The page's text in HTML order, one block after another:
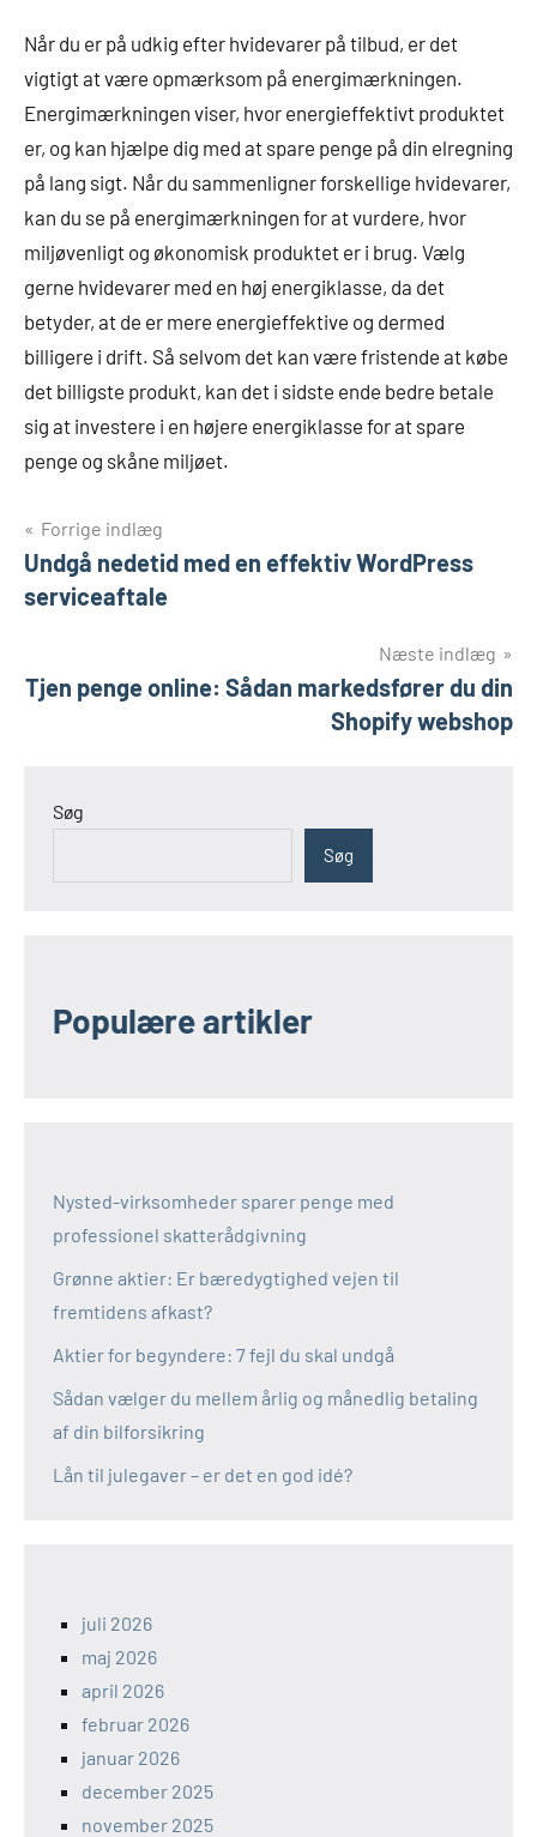
Når du er på udkig efter hvidevarer på tilbud, er det
vigtigt at være opmærksom på energimærkningen.
Energimærkningen viser, hvor energieffektivt produktet
er, og kan hjælpe dig med at spare penge på din elregning
på lang sigt. Når du sammenligner forskellige hvidevarer,
kan du se på energimærkningen for at vurdere, hvor
miljøvenligt og økonomisk produktet er i brug. Vælg
gerne hvidevarer med en høj energiklasse, da det
betyder, at de er mere energieffektive og dermed
billigere i drift. Så selvom det kan være fristende at købe
det billigste produkt, kan det i sidste ende bedre betale
sig at investere i en højere energiklasse for at spare
penge og skåne miljøet.
Indlægsnavigation
Forrige indlæg
Undgå nedetid med en effektiv WordPress
serviceaftale
Næste indlæg
Tjen penge online: Sådan markedsfører du din
Shopify webshop
Søg
Søg
Populære artikler
Nysted-virksomheder sparer penge med
professionel skatterådgivning
Grønne aktier: Er bæredygtighed vejen til
fremtidens afkast?
Aktier for begyndere: 7 fejl du skal undgå
Sådan vælger du mellem årlig og månedlig betaling
af din bilforsikring
Lån til julegaver – er det en god idé?
juli 2026
maj 2026
april 2026
februar 2026
januar 2026
december 2025
november 2025